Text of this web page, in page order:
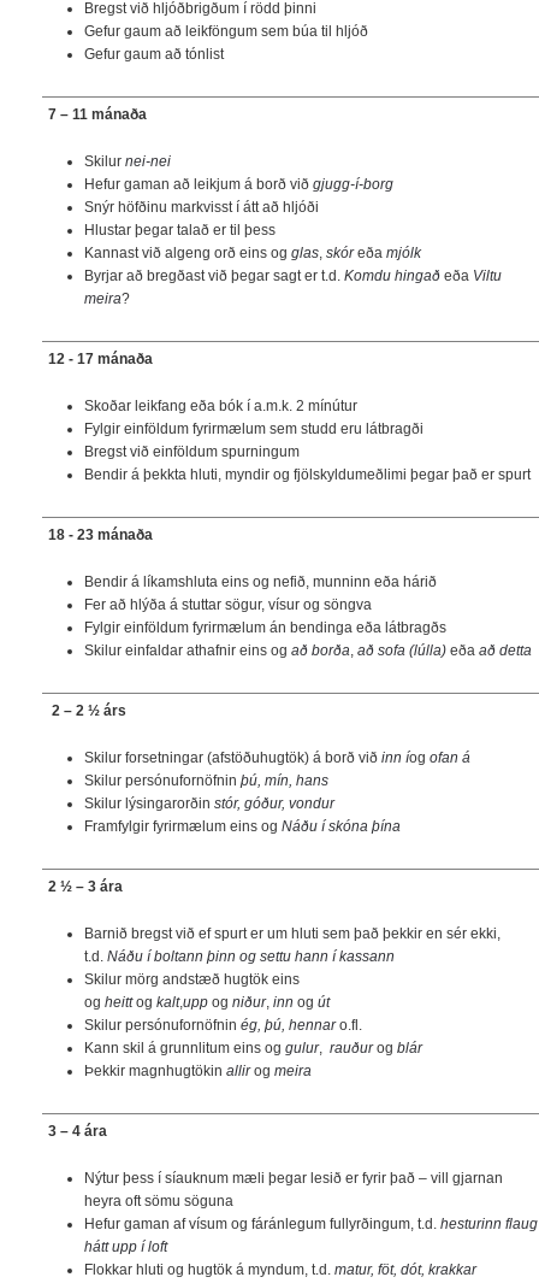
Bregst við hljóðbrigðum í rödd þinni
Gefur gaum að leikföngum sem búa til hljóð
Gefur gaum að tónlist
7 – 11 mánaða
Skilur nei-nei
Hefur gaman að leikjum á borð við gjugg-í-borg
Snýr höfðinu markvisst í átt að hljóði
Hlustar þegar talað er til þess
Kannast við algeng orð eins og glas, skóreða mjólk
Byrjar að bregðast við þegar sagt er t.d. Komdu hingað eða Viltu
meira?
12 - 17 mánaða
Skoðar leikfang eða bók í a.m.k. 2 mínútur
Fylgir einföldum fyrirmælum sem studd eru látbragði
Bregst við einföldum spurningum
Bendir á þekkta hluti, myndir og fjölskyldumeðlimi þegar það er spurt
18 - 23 mánaða
Bendir á líkamshluta eins og nefið, munninn eða hárið
Fer að hlýða á stuttar sögur, vísur og söngva
Fylgir einföldum fyrirmælum án bendinga eða látbragðs
Skilur einfaldar athafnir eins og að borða, að sofa (lúlla) eða að detta
2 – 2 ½ árs
Skilur forsetningar (afstöðuhugtök) á borð við inn íog ofan á
Skilur persónufornöfnin þú, mín, hans
Skilur lýsingarorðin stór, góður, vondur
Framfylgir fyrirmælum eins og Náðu í skóna þína
2 ½ – 3 ára
Barnið bregst við ef spurt er um hluti sem það þekkir en sér ekki,
t.d. Náðu í boltann þinn og settu hann í kassann
Skilur mörg andstæð hugtök eins
og heittog kalt,upp og niður, inn og út
Skilur persónufornöfnin ég, þú, hennaro.fl.
Kann skil á grunnlitum eins og gulur, rauðurog blár
Þekkir magnhugtökin allirog meira
3 – 4 ára
Nýtur þess í síauknum mæli þegar lesið er fyrir það – vill gjarnan
heyra oft sömu söguna
Hefur gaman af vísum og fáránlegum fullyrðingum, t.d. hesturinn flaug
hátt upp í loft
Flokkar hluti og hugtök á myndum, t.d. matur, föt, dót, krakkar